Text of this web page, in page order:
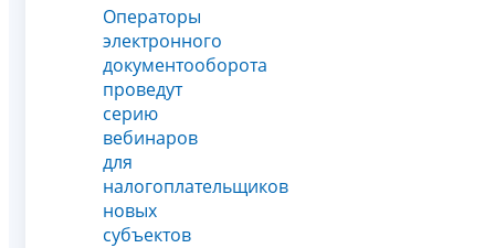
Операторы
электронного
документооборота
проведут
серию
вебинаров
для
налогоплательщиков
новых
субъектов